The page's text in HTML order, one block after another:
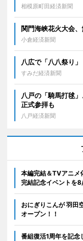
相模原町田経済新聞
関門海峡花火大会
小倉経済新聞
八広で「八八祭り
すみだ経済新聞
八戸の「騎馬打毬
正式参拝も
八戸経済新聞
本編完結＆TVアニメ
完結記念イベントを
おにぎりこんが 羽田
オープン！！
番組復活1周年を記